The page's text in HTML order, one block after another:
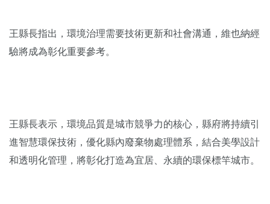
王縣長指出，環境治理需要技術更新和社會溝通，維也納經
驗將成為彰化重要參考。
王縣長表示，環境品質是城市競爭力的核心，縣府將持續引
進智慧環保技術，優化縣內廢棄物處理體系，結合美學設計
和透明化管理，將彰化打造為宜居、永續的環保標竿城市。